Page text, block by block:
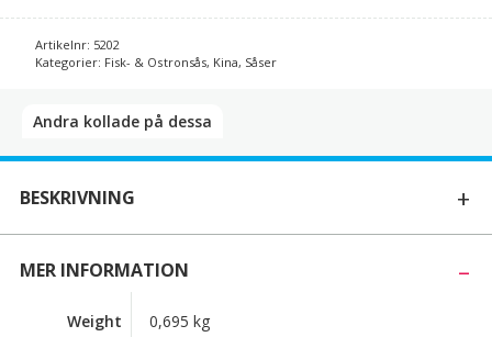
Artikelnr: 5202
Kategorier: Fisk- & Ostronsås, Kina, Såser
Andra kollade på dessa​
BESKRIVNING
MER INFORMATION
Weight 0,695 kg